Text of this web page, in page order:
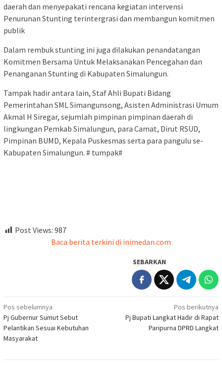
daerah dan menyepakati rencana kegiatan intervensi
Penurunan Stunting terintergrasi dan membangun komitmen
publik
Dalam rembuk stunting ini juga dilakukan penandatangan
Komitmen Bersama Untuk Melaksanakan Pencegahan dan
Penanganan Stunting di Kabupaten Simalungun.
Tampak hadir antara lain, Staf Ahli Bupati Bidang
Pemerintahan SML Simangunsong, Asisten Administrasi Umum
Akmal H Siregar, sejumlah pimpinan pimpinan daerah di
lingkungan Pemkab Simalungun, para Camat, Dirut RSUD,
Pimpinan BUMD, Kepala Puskesmas serta para pangulu se-
Kabupaten Simalungun. # tumpak#
Post Views: 987
Baca berita terkini di inimedan.com
SEBARKAN
Navigasi
pos
Pos sebelumnya
Pj Gubernur Sumut Sebut
Pelantikan Sesuai Kebutuhan
Masyarakat
Pos berikutnya
Pj Bupati Langkat Hadir di Rapat
Paripurna DPRD Langkat